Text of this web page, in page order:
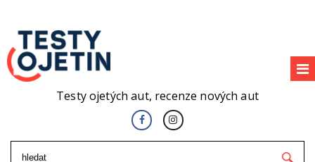
Testy ojetých aut, recenze nových aut